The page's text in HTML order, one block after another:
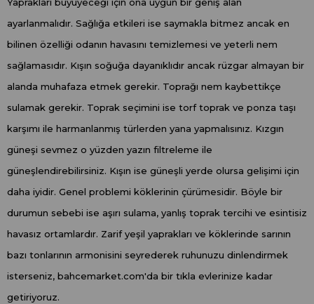
Yaprakları büyüyeceği için ona uygun bir geniş alan
ayarlanmalıdır. Sağlığa etkileri ise saymakla bitmez ancak en
bilinen özelliği odanın havasını temizlemesi ve yeterli nem
sağlamasıdır. Kışın soğuğa dayanıklıdır ancak rüzgar almayan bir
alanda muhafaza etmek gerekir. Toprağı nem kaybettikçe
sulamak gerekir. Toprak seçimini ise torf toprak ve ponza taşı
karşımı ile harmanlanmış türlerden yana yapmalısınız. Kızgın
güneşi sevmez o yüzden yazın filtreleme ile
güneşlendirebilirsiniz. Kışın ise güneşli yerde olursa gelişimi için
daha iyidir. Genel problemi köklerinin çürümesidir. Böyle bir
durumun sebebi ise aşırı sulama, yanlış toprak tercihi ve esintisiz
havasız ortamlardır. Zarif yeşil yaprakları ve köklerinde sarının
bazı tonlarının armonisini seyrederek ruhunuzu dinlendirmek
isterseniz, bahcemarket.com'da bir tıkla evlerinize kadar
getiriyoruz.